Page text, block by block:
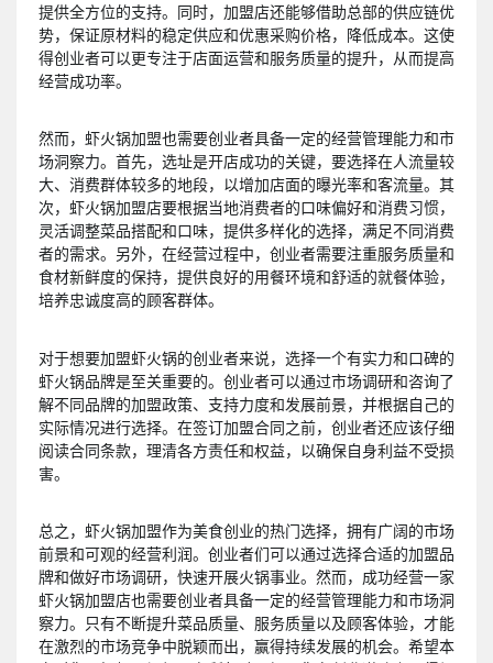
提供全方位的支持。同时，加盟店还能够借助总部的供应链优
势，保证原材料的稳定供应和优惠采购价格，降低成本。这使
得创业者可以更专注于店面运营和服务质量的提升，从而提高
经营成功率。
然而，虾火锅加盟也需要创业者具备一定的经营管理能力和市
场洞察力。首先，选址是开店成功的关键，要选择在人流量较
大、消费群体较多的地段，以增加店面的曝光率和客流量。其
次，虾火锅加盟店要根据当地消费者的口味偏好和消费习惯，
灵活调整菜品搭配和口味，提供多样化的选择，满足不同消费
者的需求。另外，在经营过程中，创业者需要注重服务质量和
食材新鲜度的保持，提供良好的用餐环境和舒适的就餐体验，
培养忠诚度高的顾客群体。
对于想要加盟虾火锅的创业者来说，选择一个有实力和口碑的
虾火锅品牌是至关重要的。创业者可以通过市场调研和咨询了
解不同品牌的加盟政策、支持力度和发展前景，并根据自己的
实际情况进行选择。在签订加盟合同之前，创业者还应该仔细
阅读合同条款，理清各方责任和权益，以确保自身利益不受损
害。
总之，虾火锅加盟作为美食创业的热门选择，拥有广阔的市场
前景和可观的经营利润。创业者们可以通过选择合适的加盟品
牌和做好市场调研，快速开展火锅事业。然而，成功经营一家
虾火锅加盟店也需要创业者具备一定的经营管理能力和市场洞
察力。只有不断提升菜品质量、服务质量以及顾客体验，才能
在激烈的市场竞争中脱颖而出，赢得持续发展的机会。希望本